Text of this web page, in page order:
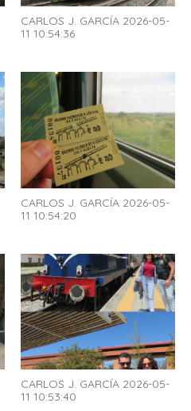
CARLOS J. GARCÍA 2026-05-
11 10:54:36
CARLOS J. GARCÍA 2026-05-
11 10:54:20
CARLOS J. GARCÍA 2026-05-
11 10:53:40